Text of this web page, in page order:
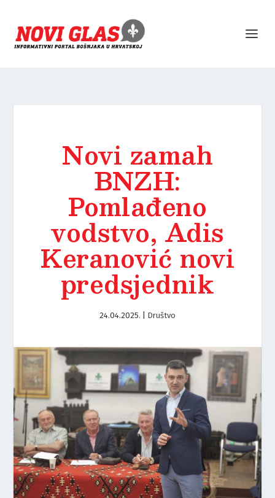
Novi zamah
BNZH:
Pomlađeno
vodstvo, Adis
Keranović novi
predsjednik
24.04.2025. Društvo